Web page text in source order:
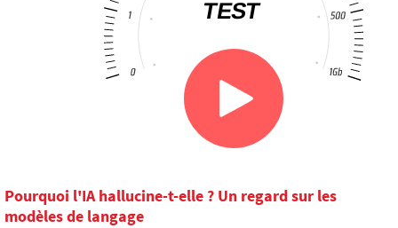
Pourquoi l'IA hallucine-t-elle ? Un regard sur les
modèles de langage